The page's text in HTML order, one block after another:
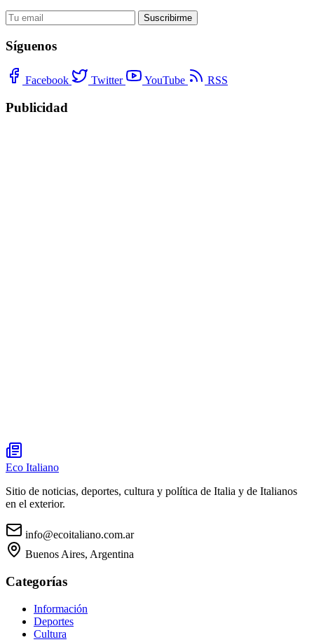
Suscribirme
Síguenos
Facebook Twitter YouTube RSS
Publicidad
Eco Italiano
Sitio de noticias, deportes, cultura y política de Italia y de Italianos
en el exterior.
info@ecoitaliano.com.ar
Buenos Aires, Argentina
Categorías
Información
Deportes
Cultura